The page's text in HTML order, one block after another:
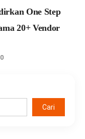
One Step
20+ Vendor
0
Cari